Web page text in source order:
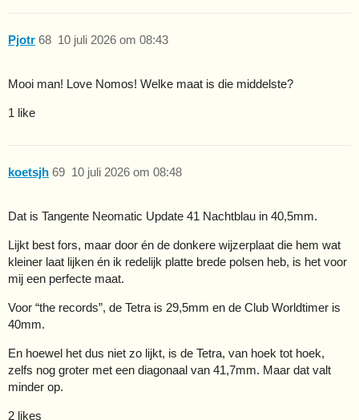
Pjotr 10 juli 2026 om 08:43
68
Mooi man! Love Nomos! Welke maat is die middelste?
1 like
koetsjh 10 juli 2026 om 08:48
69
Dat is Tangente Neomatic Update 41 Nachtblau in 40,5mm.
Lijkt best fors, maar door én de donkere wijzerplaat die hem wat
kleiner laat lijken én ik redelijk platte brede polsen heb, is het voor
mij een perfecte maat.
Voor “the records”, de Tetra is 29,5mm en de Club Worldtimer is
40mm.
En hoewel het dus niet zo lijkt, is de Tetra, van hoek tot hoek,
zelfs nog groter met een diagonaal van 41,7mm. Maar dat valt
minder op.
2 likes